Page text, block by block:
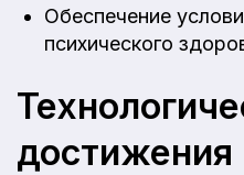
Обеспечение
психического
достижения